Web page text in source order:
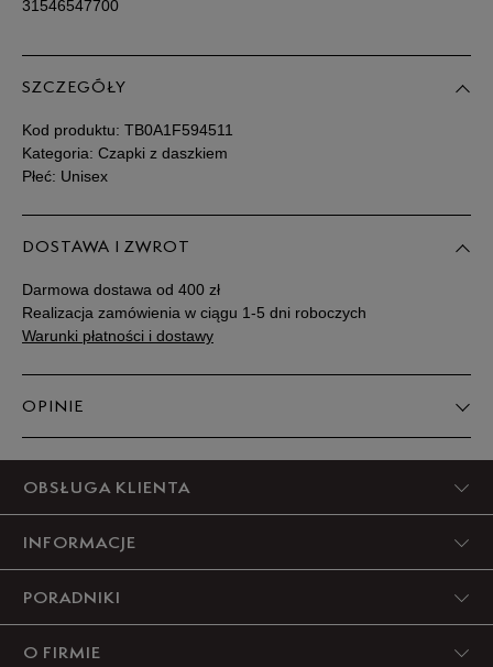
31546547700
SZCZEGÓŁY
Kod produktu: TB0A1F594511
Kategoria: Czapki z daszkiem
Płeć: Unisex
DOSTAWA I ZWROT
Darmowa dostawa od 400 zł
Realizacja zamówienia w ciągu 1-5 dni roboczych
Warunki płatności i dostawy
OPINIE
5
4
3
OBSŁUGA KLIENTA
INFORMACJE
PORADNIKI
O FIRMIE